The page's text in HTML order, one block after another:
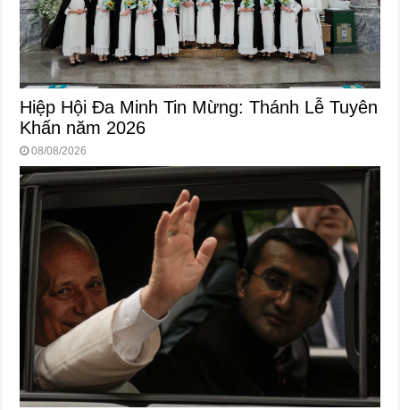
Hiệp Hội Đa Minh Tin Mừng: Thánh Lễ Tuyên
Khấn năm 2026
08/08/2026